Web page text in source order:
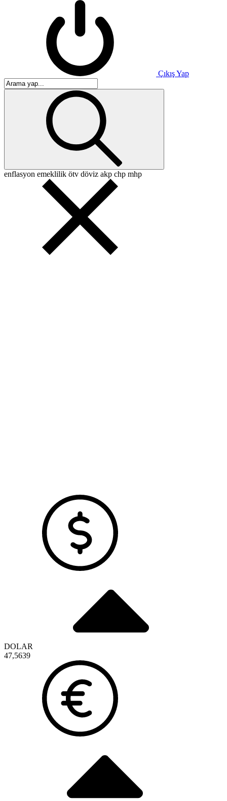
Çıkış Yap
enflasyon emeklilik ötv döviz akp chp mhp
DOLAR
47,5639